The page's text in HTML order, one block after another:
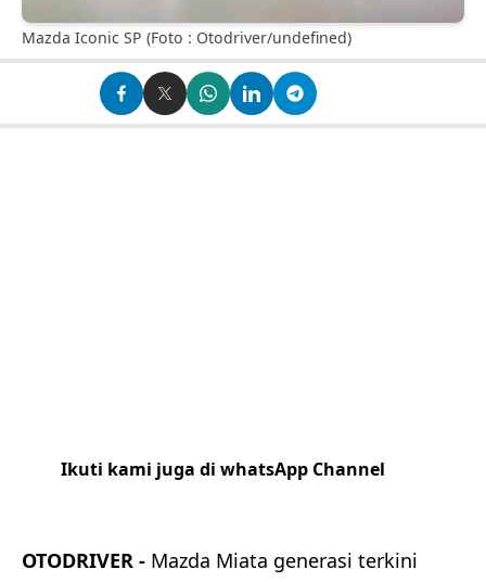
Mazda Iconic SP (Foto : Otodriver/undefined)
Ikuti kami juga di whatsApp Channel
OTODRIVER - Mazda Miata generasi terkini